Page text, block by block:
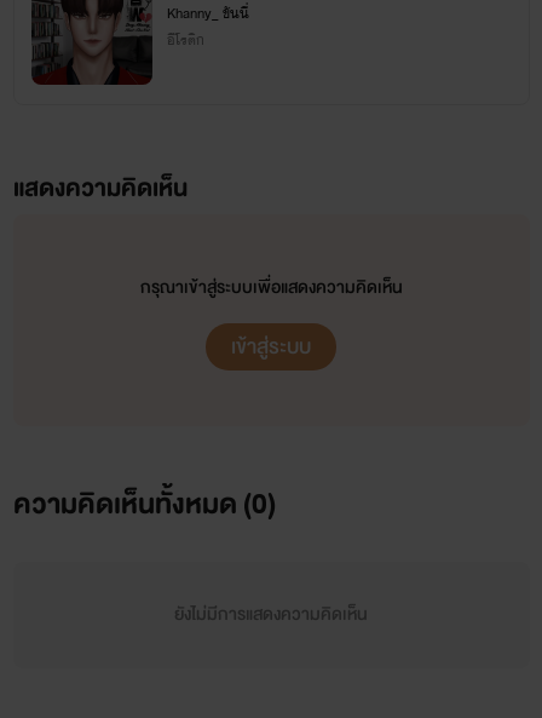
https://bio.link/khanny_
💚 รักนี้ลิขิตเองเหมือนฝัน[THE END]
💙 เรื่องสั้นสยิว [เฉพาะ E-Book ❗️เท่านั้น❗️] 💜
Khanny_ ขันนี่
อีโรติก
แสดงความคิดเห็น
กรุณาเข้าสู่ระบบเพื่อแสดงความคิดเห็น
เข้าสู่ระบบ
ความคิดเห็นทั้งหมด (0)
ยังไม่มีการแสดงความคิดเห็น